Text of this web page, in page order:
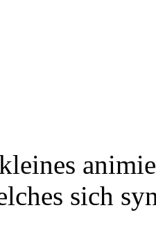
sich